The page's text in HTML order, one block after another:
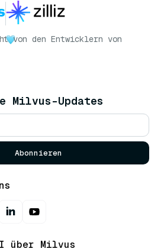
von den Entwicklern von
Milvus-Updates
Abonnieren
über Milvus